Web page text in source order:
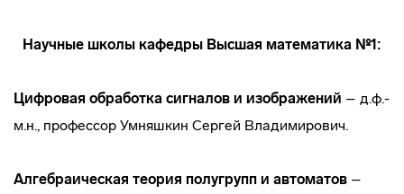
Научные школы кафедры Высшая математика №1:
Цифровая обработка сигналов и изображений – д.ф.-
м.н., профессор Умняшкин Сергей Владимирович.
Алгебраическая теория полугрупп и автоматов –